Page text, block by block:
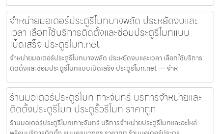
จำหน่ายมอเตอร์ประตูรีโมทบางพลัด ประหยัดงบและ
เวลา เลือกใช้บริการติดตั้งและซ่อมประตูรีโมทแบบ
เบ็ดเสร็จ ประตูรีโมท.net
จำหน่ายมอเตอร์ประตูรีโมทบางพลัด ประหยัดงบและเวลา เลือกใช้บริการ
ติดตั้งและซ่อมประตูรีโมทแบบเบ็ดเสร็จ ประตูรีโมท.net — จำห
ร้านมอเตอร์ประตูรีโมทเกาะจันทร์ บริการจำหน่ายและ
ติดตั้งประตูรีโมท ประตูรั้วรีโมท ราคาถูก
ร้านมอเตอร์ประตูรีโมทเกาะจันทร์ บริการจำหน่ายประตูรีโมทและอะไหล่